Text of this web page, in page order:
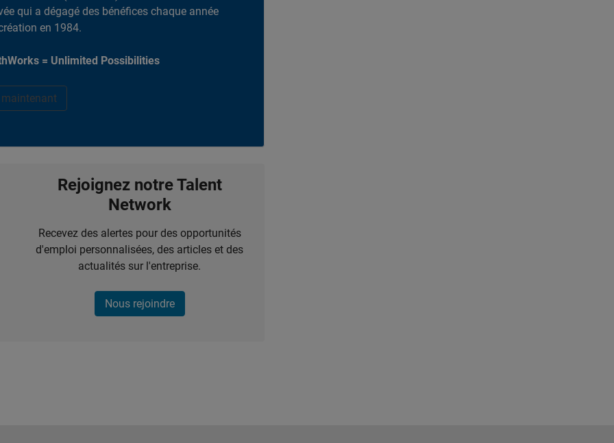
qui a dégagé des bénéfices chaque année
en 1984.
= Unlimited Possibilities
Rejoignez notre Talent
Network
Recevez des alertes pour des opportunités
d'emploi personnalisées, des articles et des
actualités sur l'entreprise.
Nous rejoindre